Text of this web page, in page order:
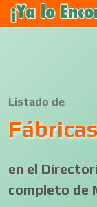
Listado de
en el
completo de